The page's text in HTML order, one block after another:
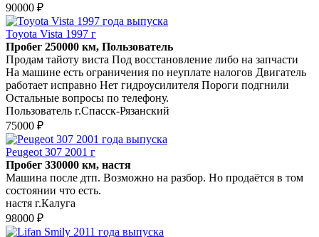
90000 ₽
Toyota Vista 1997 г
Пробег 250000 км, Пользователь
Продам тайоту виста Под восстановление либо на запчасти
На машине есть ограничения по неуплате налогов Двигатель
работает исправно Нет гидроусилителя Пороги подгнили
Остальные вопросы по телефону.
Пользователь г.Спасск-Рязанский
75000 ₽
Peugeot 307 2001 г
Пробег 330000 км, настя
Машина после дтп. Возможно на разбор. Но продаётся в том
состоянии что есть.
настя г.Калуга
98000 ₽